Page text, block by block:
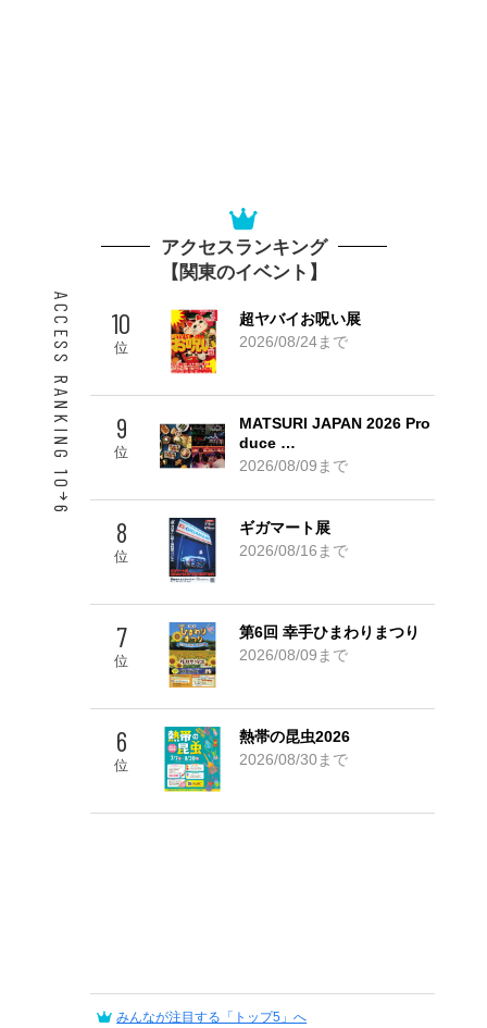
アクセスランキング
【関東のイベント】
ACCESS RANKING 10
6
10
位
超ヤバイお呪い展
2026/08/24まで
9
位
MATSURI JAPAN 2026 Pro
duce …
2026/08/09まで
8
位
ギガマート展
2026/08/16まで
7
位
第6回 幸手ひまわりまつり
2026/08/09まで
6
位
熱帯の昆虫2026
2026/08/30まで
みんなが注目する「トップ5」へ